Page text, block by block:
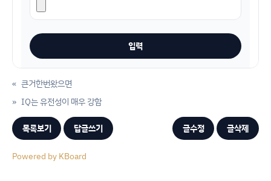
« 큰거한번왔으면
IQ는 유전성이 매우 강함
»
목록보기 답글쓰기 글수정 글삭제
Powered by KBoard